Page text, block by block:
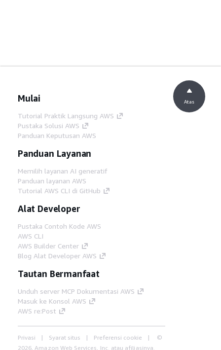
Mulai
Tutorial Praktik Langsung AWS
Pustaka Solusi AWS
Panduan Keputusan AWS
Panduan Layanan
Memilih layanan AI generatif
Panduan layanan AWS
Tutorial AWS CLI di GitHub
Alat Developer
Pustaka Contoh Kode AWS
AWS CLI
AWS Builder Center
Blog Alat Developer AWS
Tautan Bermanfaat
Unduh server MCP Dokumentasi AWS
Masuk ke Konsol AWS
AWS re:Post
Privasi Syarat situs Preferensi cookie
©
2026, Amazon Web Services, Inc. atau afiliasinya.
Atas